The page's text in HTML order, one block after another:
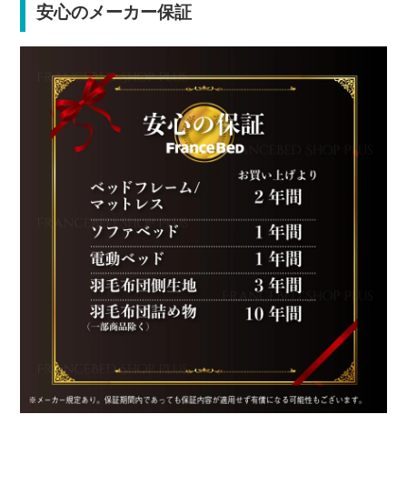
安心のメーカー保証